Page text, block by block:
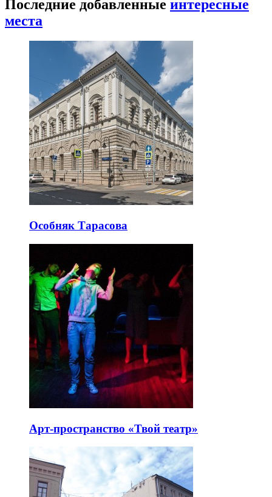
Последние добавленные интересные
места
Особняк Тарасова
Арт-пространство «Твой театр»